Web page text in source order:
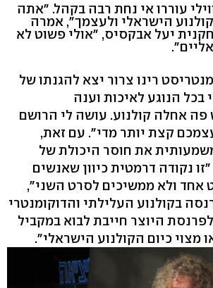
עוררו אי נחת רבה בקהל. "אתה
הישראלי ולעצמך", אמרה
יעל אבקסיס, "אולי פשוט לא
רינו צרור יצא להגנתו של
בכל הנוגע לאיכות וענה
פה אחלה קולנוע. עושה לי הרושם
קצת יותר מדי". עם זאת,
את חוסר היכולת של
נקודה דרמטית כיוון שאנשים
אחד ולא ממשיכים לסרט השני",
בקולנוע העלילתי והדוקומנטרי
היוצר חייבת לבוא במקביל
מצוי כיום הקולנוע הישראלי".